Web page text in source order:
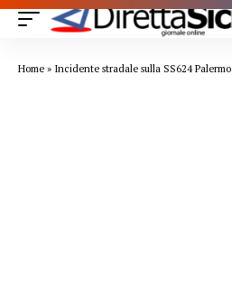
Home » Incidente stradale sulla SS624 Palermo